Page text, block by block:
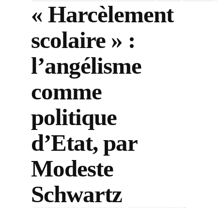
« Harcèlement
scolaire » :
l’angélisme
comme
politique
d’Etat, par
Modeste
Schwartz